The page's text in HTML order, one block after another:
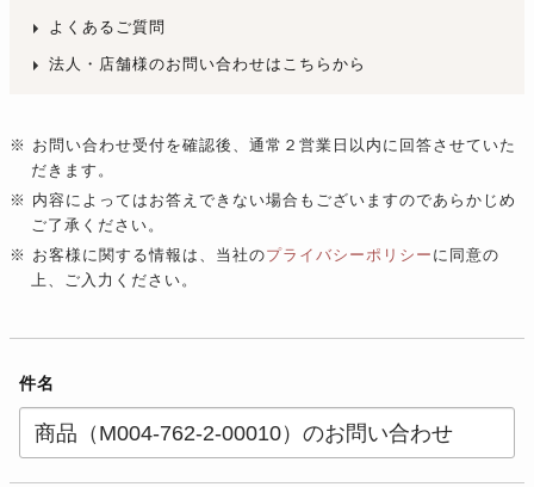
よくあるご質問
法人・店舗様のお問い合わせはこちらから
※ お問い合わせ受付を確認後、通常２営業日以内に回答させていた
だきます。
※ 内容によってはお答えできない場合もございますのであらかじめ
ご了承ください。
※ お客様に関する情報は、当社のプライバシーポリシー に同意の
上、ご入力ください。
件名